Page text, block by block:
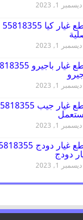
ديسمبر 1, 2023
ديسمبر 1, 2023
ديسمبر 1, 2023
ديسمبر 1, 2023
دودج
ديسمبر 1, 2023